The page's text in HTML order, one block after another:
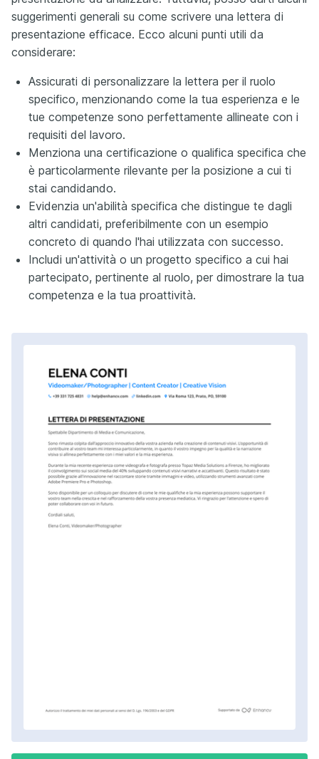
suggerimenti generali su come scrivere una lettera di
presentazione efficace. Ecco alcuni punti utili da
considerare:
Assicurati di personalizzare la lettera per il ruolo
specifico, menzionando come la tua esperienza e le
tue competenze sono perfettamente allineate con i
requisiti del lavoro.
Menziona una certificazione o qualifica specifica che
è particolarmente rilevante per la posizione a cui ti
stai candidando.
Evidenzia un'abilità specifica che distingue te dagli
altri candidati, preferibilmente con un esempio
concreto di quando l'hai utilizzata con successo.
Includi un'attività o un progetto specifico a cui hai
partecipato, pertinente al ruolo, per dimostrare la tua
competenza e la tua proattività.